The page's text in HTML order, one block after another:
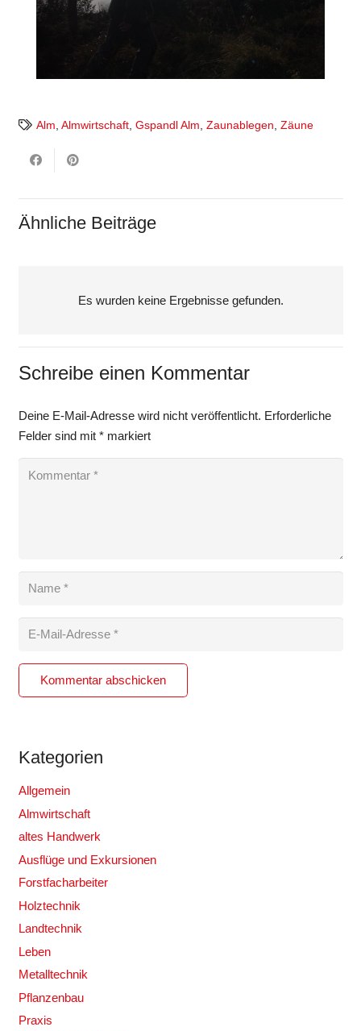
Alm Almwirtschaft, Gspandl Alm Zaunablegen Zäune
Ähnliche Beiträge
Es wurden keine Ergebnisse gefunden.
Schreibe einen Kommentar
Deine E-Mail-Adresse wird nicht veröffentlicht. Erforderliche
Felder sind mit *markiert
Kommentar abschicken
Kategorien
Allgemein
Almwirtschaft
altes Handwerk
Ausflüge und Exkursionen
Forstfacharbeiter
Holztechnik
Landtechnik
Leben
Metalltechnik
Pflanzenbau
Praxis